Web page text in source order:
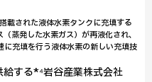
載された液体水素タンクに充填する
蒸発した水素ガス）が再液化され、
充填を行う液体水素の新しい充填技
する*⁴岩谷産業株式会社